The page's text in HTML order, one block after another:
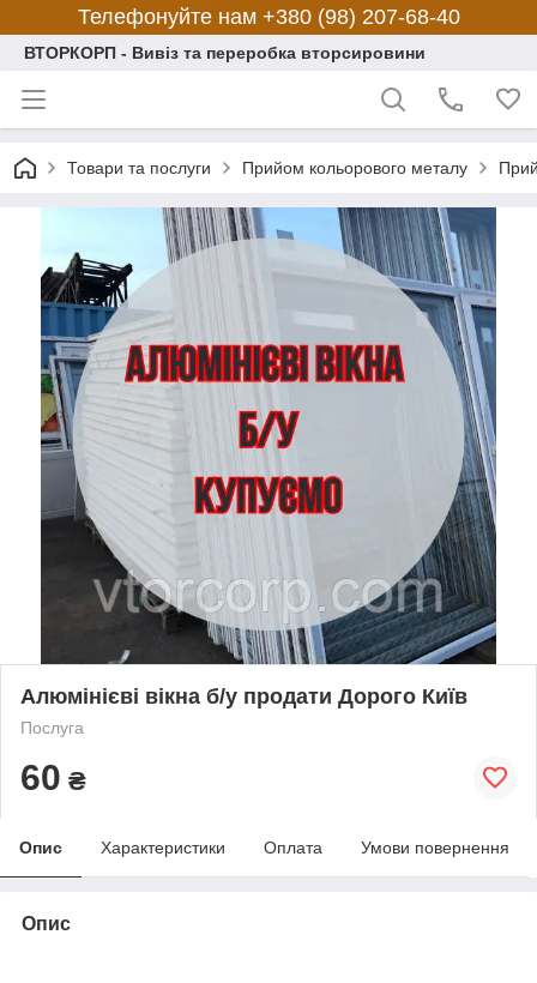
Телефонуйте нам +380 (98) 207-68-40
ВТОРКОРП - Вивіз та переробка вторсировини
Товари та послуги Прийом кольорового металу
Алюмінієві вікна б/у продати Дорого Київ
Послуга
60 ₴
Опис Характеристики Оплата Умови повернення
Опис